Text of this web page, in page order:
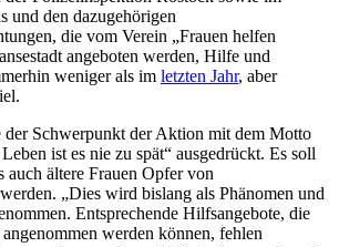
und den dazugehörigen
die vom Verein „Frauen helfen
angeboten werden, Hilfe und
weniger als im letzten Jahr, aber
der Schwerpunkt der Aktion mit dem Motto
ist es nie zu spät“ ausgedrückt. Es soll
auch ältere Frauen Opfer von
„Dies wird bislang als Phänomen und
Entsprechende Hilfsangebote, die
werden können, fehlen